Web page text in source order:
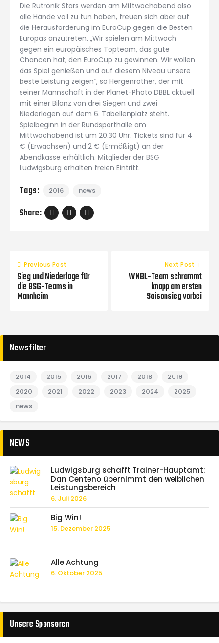
Die Rutronik Stars werden am Mittwochabend also
alle Hände voll zu tun haben, freuen sich aber auf
die Herausforderung im EuroCup gegen die Besten
Europas anzutreten. „Wir spielen am Mittwoch
gegen ein europäisches Topteam, das gute
Chancen hat, den EuroCup zu gewinnen. Wir wollen
das Spiel genießen und auf diesem Niveau unsere
beste Leistung zeigen“, so Hergenröther, der mit
seiner Mannschaft in der Planet-Photo DBBL aktuell
mit einer Bilanz von drei Siegen und zwei
Niederlagen auf dem 6. Tabellenplatz steht.
Spielbeginn in der Rundsporthalle am
Mittwochabend ist um 20.30 Uhr. Tickets sind für 4
€ (Erwachsen) und 2 € (Ermäßigt) an der
Abendkasse erhältlich. Mitglieder der BSG
Ludwigsburg erhalten freien Eintritt.
Tags: 2016 news
Share:
Previous Post
Sieg und Niederlage für
die BSG-Teams in
Mannheim
Next Post
WNBL-Team schrammt
knapp am ersten
Saisonsieg vorbei
Newsfilter
2014 2015 2016 2017 2018
2019
2020
2021 2022 2023 2024
2025
news
NEWS
Ludwigsburg schafft Trainer-Hauptamt:
Dan Centeno übernimmt den weiblichen
Leistungsbereich
6. Juli 2026
Big Win!
15. Dezember 2025
Alle Achtung
6. Oktober 2025
Unsere Sponsoren